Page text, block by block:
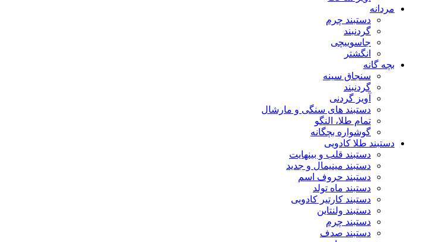
مردانه
دستبند چرم
گردنبند
جاسوییچی
انگشتر
بچه گانه
سنجاق سینه
گردنبند
آویز گردنی
دستبند های سنگی و مارشال
تمام طلا، النگو
گوشواره بچگانه
دستبند طلا کادویی
دستبند قلب و بینهایت
دستبند مینیمال و جدید
دستبند حروف اسم
دستبند ماه تولد
دستبند کارتیر کادویی
دستبند ولنتاین
دستبند چرم
دستبند صدف